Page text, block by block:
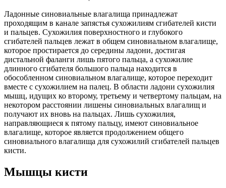
Ладонные синовиальные влагалища принадлежат
проходящим в канале запястья сухожилиям сгибателей кисти
и пальцев. Сухожилия поверхностного и глубокого
сгибателей пальцев лежат в общем синовиальном влагалище,
которое простирается до середины ладони, достигая
дистальной фаланги лишь пятого пальца, а сухожилие
длинного сгибателя большого пальца находится в
обособленном синовиальном влагалище, которое переходит
вместе с сухожилием на палец. В области ладони сухожилия
мышц, идущих ко второму, третьему и четвертому пальцам, на
некотором расстоянии лишены синовиальных влагалищ и
получают их вновь на пальцах. Лишь сухожилия,
направляющиеся к пятому пальцу, имеют синовиальное
влагалище, которое является продолжением общего
синовиального влагалища для сухожилий сгибателей пальцев
кисти.
Мышцы кисти